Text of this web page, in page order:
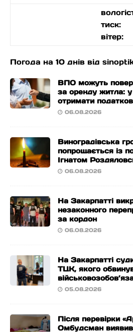
тиск:
вітер:
Погода на 10 днів від
ВПО можуть
за оренду житла:
отримати
06.08.2026
Виноградівська
попрощається із
Ігнатом
06.08.2026
На Закарпатті
незаконного
за кордон
06.08.2026
На Закарпатті
ТЦК, якого
05.08.2026
Після перевірки
Омбудсман